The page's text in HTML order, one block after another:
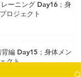
ーニング Day16；身
ロジェクト
編 Day15；身体メン
クト